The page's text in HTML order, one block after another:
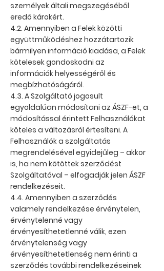
személyek általi megszegéséből
eredő károkért.
4.2. Amennyiben a Felek közötti
együttműködéshez hozzátartozik
bármilyen információ kiadása, a Felek
kötelesek gondoskodni az
információk helyességéről és
megbízhatóságáról.
4.3. A Szolgáltató jogosult
egyoldalúan módosítani az ÁSZF-et, a
módosítással érintett Felhasználókat
köteles a változásról értesíteni. A
Felhasználók a szolgáltatás
megrendelésével egyidejűleg – akkor
is, ha nem kötöttek szerződést
Szolgáltatóval – elfogadják jelen ÁSZF
rendelkezéseit.
4.4. Amennyiben a szerződés
valamely rendelkezése érvénytelen,
érvénytelenné vagy
érvényesíthetetlenné válik, ezen
érvénytelenség vagy
érvényesíthetetlenség nem érinti a
szerződés további rendelkezéseinek